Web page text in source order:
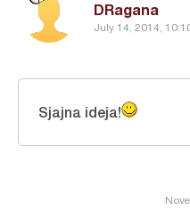
DRagana
July 14, 2014,
Sjajna ideja!